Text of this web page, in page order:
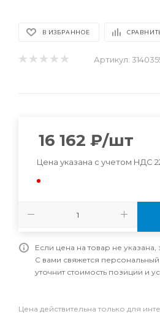
В ИЗБРАННОЕ
Артикул:
16 162 ₽/шт
Цена указана с учетом НДС
Если цена на товар не
С вами свяжется
уточнит стоимость позиции и
Цена действительна только для